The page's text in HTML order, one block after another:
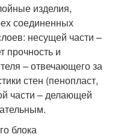
изделия,
соединенных
несущей части –
прочность и
– отвечающего за
стен (пенопласт,
части – делающей
блока